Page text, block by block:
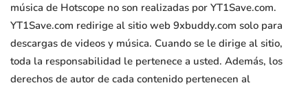
música de Hotscope no son realizadas por YT1Save.com.
YT1Save.com redirige al sitio web 9xbuddy.com solo para
descargas de videos y música. Cuando se le dirige al sitio,
toda la responsabilidad le pertenece a usted. Además, los
derechos de autor de cada contenido pertenecen al